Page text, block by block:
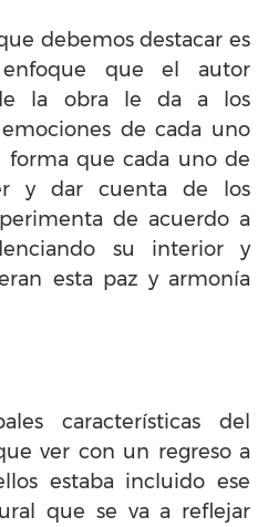
debemos destacar es
enfoque que el autor
la obra le da a los
de cada uno
forma que cada uno de
y dar cuenta de los
de acuerdo a
su interior y
esta paz y armonía
características del
ver con un regreso a
estaba incluido ese
que se va a reflejar